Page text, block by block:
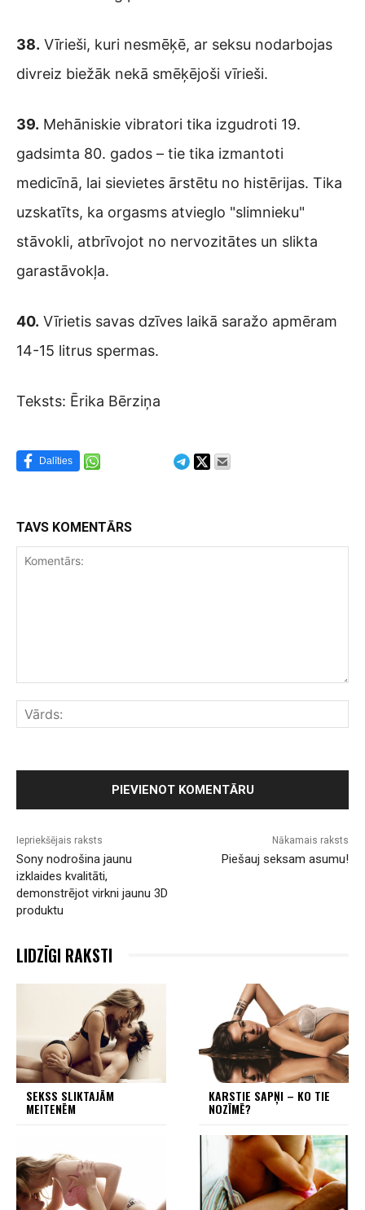
38. Vīrieši, kuri nesmēķē, ar seksu nodarbojas
divreiz biežāk nekā smēķējoši vīrieši.
39. Mehāniskie vibratori tika izgudroti 19.
gadsimta 80. gados – tie tika izmantoti
medicīnā, lai sievietes ārstētu no histērijas. Tika
uzskatīts, ka orgasms atvieglo "slimnieku"
stāvokli, atbrīvojot no nervozitātes un slikta
garastāvokļa.
40. Vīrietis savas dzīves laikā saražo apmēram
14-15 litrus spermas.
Teksts: Ērika Bērziņa
Dalīties
TAVS KOMENTĀRS
Iepriekšējais raksts
Sony nodrošina jaunu
izklaides kvalitāti,
demonstrējot virkni jaunu 3D
produktu
Nākamais raksts
Piešauj seksam asumu!
LIDZĪGI RAKSTI
SEKSS SLIKTAJĀM
MEITENĒM
KARSTIE SAPŅI – KO TIE
NOZĪMĒ?